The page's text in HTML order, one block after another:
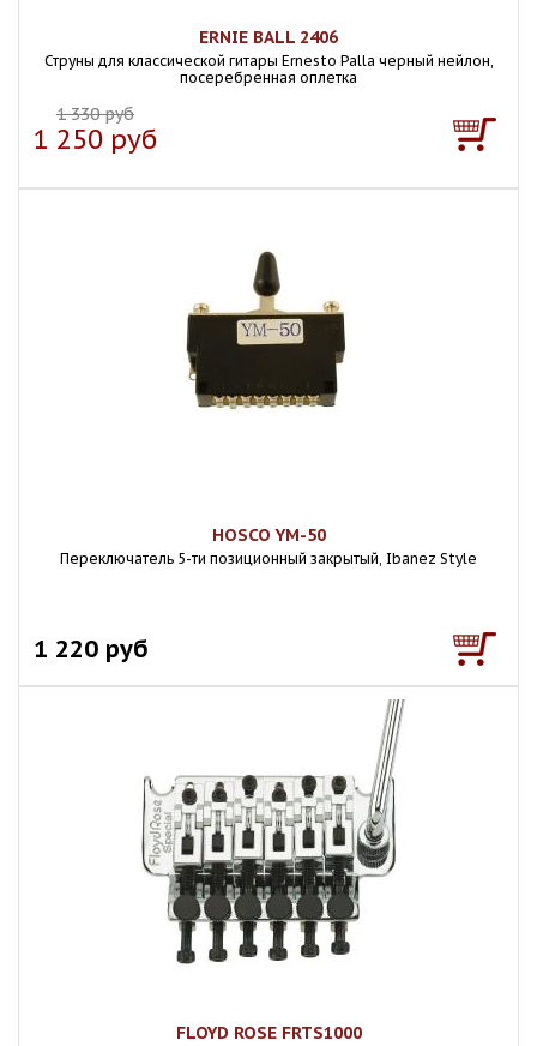
ERNIE BALL 2406
Струны для классической гитары Ernesto Palla черный нейлон,
посеребренная оплетка
1 330 руб
1 250 руб
HOSCO YM-50
Переключатель 5-ти позиционный закрытый, Ibanez Style
1 220 руб
FLOYD ROSE FRTS1000